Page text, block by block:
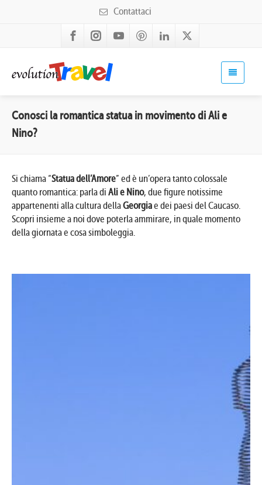
Contattaci
Conosci la romantica statua in movimento di Ali e
Nino?
Si chiama “Statua dell’Amore” ed è un’opera tanto colossale
quanto romantica: parla di Ali e Nino, due figure notissime
appartenenti alla cultura dellaGeorgiae dei paesi del Caucaso.
Scopri insieme a noi dove poterla ammirare, in quale momento
della giornata e cosa simboleggia.